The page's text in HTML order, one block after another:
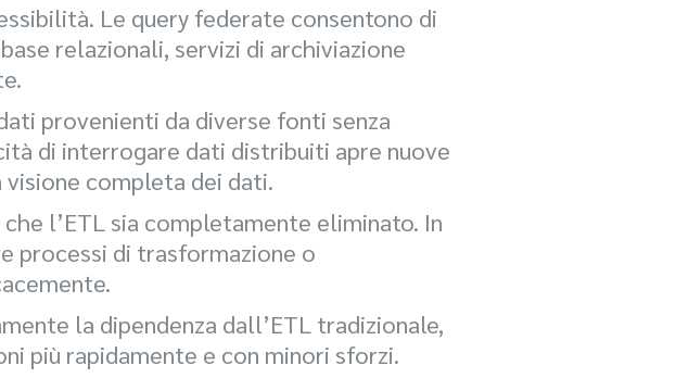
Le query federate consentono di
relazionali, servizi di archiviazione
provenienti da diverse fonti senza
di interrogare dati distribuiti apre nuove
visione completa dei dati.
l’ETL sia completamente eliminato. In
processi di trasformazione o
la dipendenza dall’ETL tradizionale,
più rapidamente e con minori sforzi.